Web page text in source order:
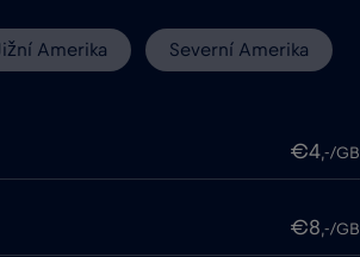
Amerika Severní Amerika
€4,-/GB
€8,-/GB